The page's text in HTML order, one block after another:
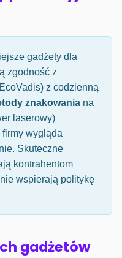
gadżety dla
zgodność z
z codzienną
znakowania na
laserowy)
wygląda
Skuteczne
kontrahentom
wspierają politykę
gadżetów